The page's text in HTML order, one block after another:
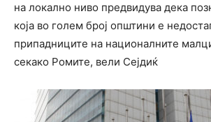
на локално ниво предвидува дека
која во голем број општини е
припадниците на националните
секако Ромите, вели Сејдиќ